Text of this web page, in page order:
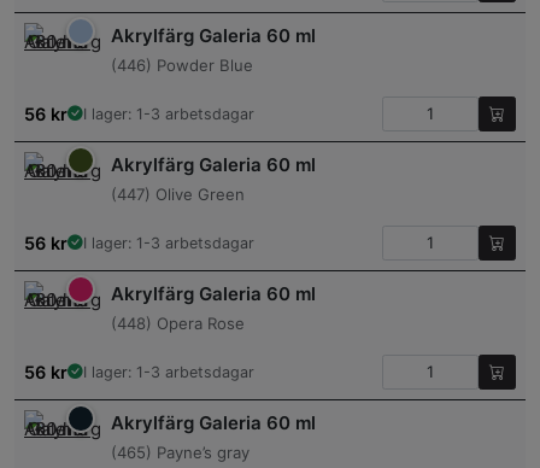
Akrylfärg Galeria 60 ml
(446) Powder Blue
56 kr I lager: 1-3 arbetsdagar
Akrylfärg Galeria 60 ml
(447) Olive Green
56 kr I lager: 1-3 arbetsdagar
Akrylfärg Galeria 60 ml
(448) Opera Rose
56 kr I lager: 1-3 arbetsdagar
Akrylfärg Galeria 60 ml
(465) Payne’s gray